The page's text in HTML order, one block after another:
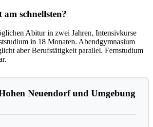
am schnellsten?
Abitur in zwei Jahren, Intensivkurse
in 18 Monaten. Abendgymnasium
aber Berufstätigkeit parallel. Fernstudium
Neuendorf und Umgebung